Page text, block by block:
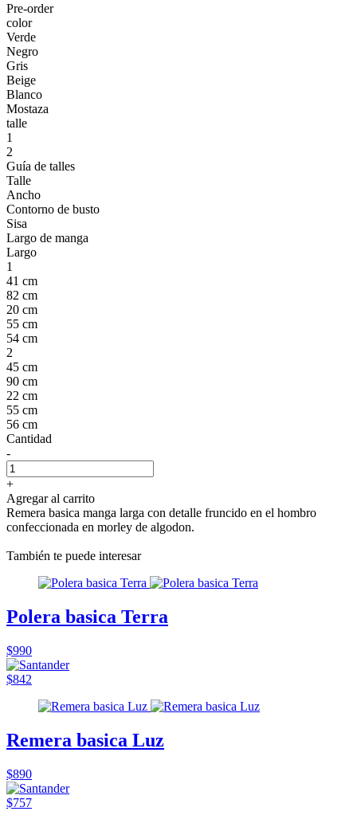
Pre-order
color
Verde
Negro
Gris
Beige
Blanco
Mostaza
talle
1
2
Guía de talles
Talle
Ancho
Contorno de busto
Sisa
Largo de manga
Largo
1
41 cm
82 cm
20 cm
55 cm
54 cm
2
45 cm
90 cm
22 cm
55 cm
56 cm
Cantidad
-
+
Agregar al carrito
Remera basica manga larga con detalle fruncido en el hombro
confeccionada en morley de algodon.
También te puede interesar
Polera basica Terra
$990
$842
Remera basica Luz
$890
$757